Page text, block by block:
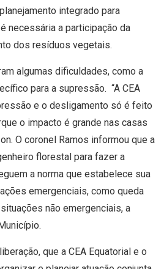
integrado para
necessária a participação da
dos resíduos vegetais.
algumas dificuldades, como a
para a supressão. “A CEA
e o desligamento só é feito
o impacto é grande nas casas
O coronel Ramos informou que a
florestal para fazer a
a norma que estabelece sua
emergenciais, como queda
não emergenciais, a
que a CEA Equatorial e o